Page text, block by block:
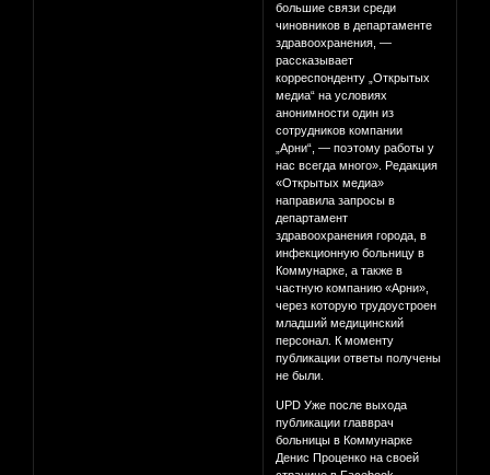
большие связи среди
чиновников в департаменте
здравоохранения, —
рассказывает
корреспонденту „Открытых
медиа“ на условиях
анонимности один из
сотрудников компании
„Арни“, — поэтому работы у
нас всегда много». Редакция
«Открытых медиа»
направила запросы в
департамент
здравоохранения города, в
инфекционную больницу в
Коммунарке, а также в
частную компанию «Арни»,
через которую трудоустроен
младший медицинский
персонал. К моменту
публикации ответы получены
не были.
UPD Уже после выхода
публикации главврач
больницы в Коммунарке
Денис Проценко на своей